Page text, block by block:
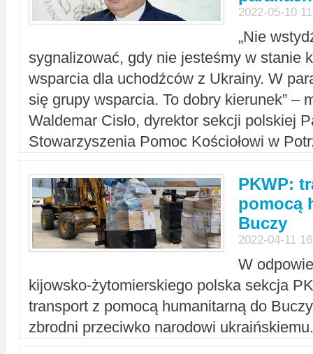
2022-05-10
„Nie
sygnalizować, gdy nie jesteśmy w stanie
wsparcia dla uchodźców z Ukrainy. W
się grupy wsparcia. To dobry kierunek” –
Waldemar Cisło, dyrektor sekcji polskiej
Stowarzyszenia Pomoc Kościołowi w
PKWP:
pomocą
Buczy
2022-04-11
W
kijowsko-żytomierskiego polska sekcja
transport z pomocą humanitarną do
zbrodni przeciwko narodowi